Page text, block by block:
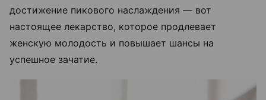
достижение пикового наслаждения — вот
настоящее лекарство, которое продлевает
женскую молодость и повышает шансы на
успешное зачатие.